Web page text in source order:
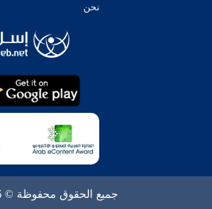
نحن
جميع الحقوق محفوظة © 2026 - 1998 لشبكة إسلام ويب